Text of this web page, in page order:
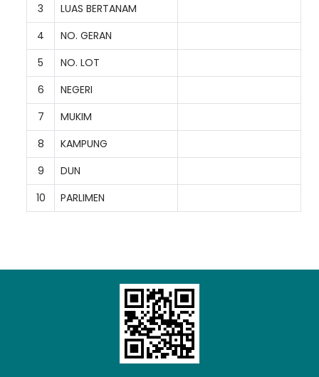
3
LUAS BERTANAM
4
NO. GERAN
5
NO. LOT
6
NEGERI
7
MUKIM
8
KAMPUNG
9
DUN
10
PARLIMEN